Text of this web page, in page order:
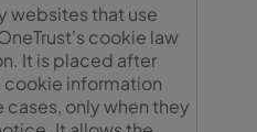
websites that use
cookie law
It is placed after
cookie information
cases, only when they